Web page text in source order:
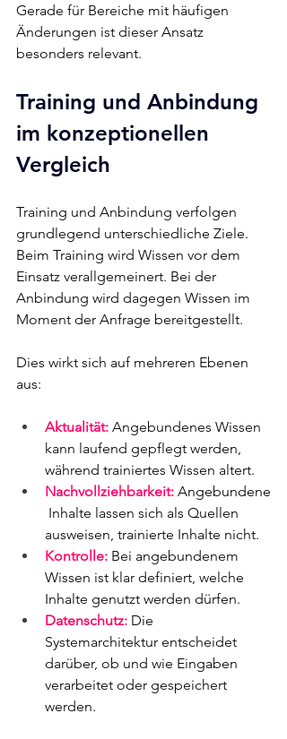
Gerade für Bereiche mit häufigen
Änderungen ist dieser Ansatz
besonders relevant.
Training und Anbindung
im konzeptionellen
Vergleich
Training und Anbindung verfolgen
grundlegend unterschiedliche Ziele.
Beim Training wird Wissen vor dem
Einsatz verallgemeinert. Bei der
Anbindung wird dagegen Wissen im
Moment der Anfrage bereitgestellt.
Dies wirkt sich auf mehreren Ebenen
aus:
Aktualität: Angebundenes Wissen
kann laufend gepflegt werden,
während trainiertes Wissen altert.
Nachvollziehbarkeit: Angebundene
Inhalte lassen sich als Quellen
ausweisen, trainierte Inhalte nicht.
Kontrolle: Bei angebundenem
Wissen ist klar definiert, welche
Inhalte genutzt werden dürfen.
Datenschutz: Die
Systemarchitektur entscheidet
darüber, ob und wie Eingaben
verarbeitet oder gespeichert
werden.